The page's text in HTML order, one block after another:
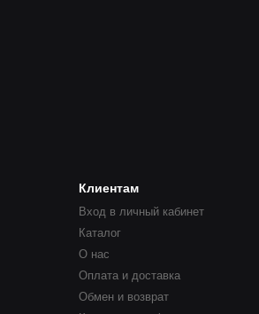
Клиентам
Вход в личный кабинет
Каталог
О нас
Оплата и доставка
Обмен и возврат